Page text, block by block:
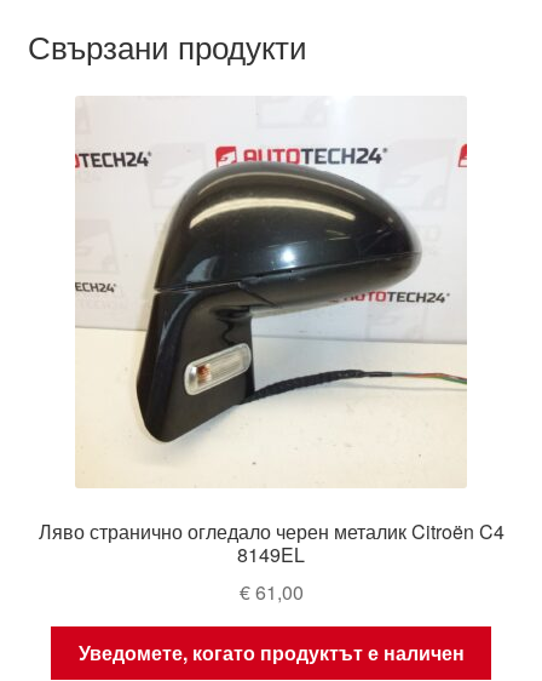
Свързани продукти
Ляво странично огледало черен металик Citroën C4
8149EL
€61,00
Уведомете, когато продуктът е наличен